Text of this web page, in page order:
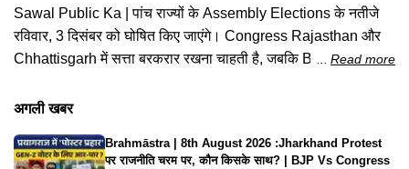
Sawal Public Ka | पांच राज्यों के Assembly Elections के नतीजे
रविवार, 3 दिसंबर को घोषित किए जाएंगे। Congress Rajasthan और
Chhattisgarh में सत्ता बरकरार रखना चाहती है, जबकि BJP Madhya
एडिशन में देखिए आखिर जनता ने MP चुनाव में किन मुद्दों को मद्देनजर रखकर
Read more
अगली खबर
Brahmāstra | 8th August 2026 :Jharkhand Protest
पर राजनीति चरम पर, कौन किसके साथ? | BJP Vs Congress